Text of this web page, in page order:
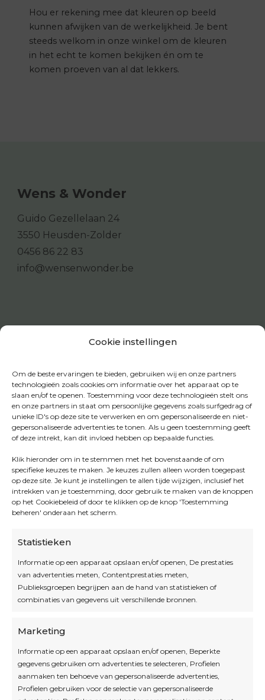
Cookie instellingen
Om de beste ervaringen te bieden, gebruiken wij en onze partners
technologieën zoals cookies om informatie over het apparaat op te
slaan en/of te openen. Toestemming voor deze technologieën stelt ons
en onze partners in staat om persoonlijke gegevens zoals surfgedrag of
unieke ID's op deze site te verwerken en om gepersonaliseerde en niet-
gepersonaliseerde advertenties te tonen. Als u geen toestemming geeft
of deze intrekt, kan dit invloed hebben op bepaalde functies.
Klik hieronder om in te stemmen met het bovenstaande of om
specifieke keuzes te maken. Je keuzes zullen alleen worden toegepast
op deze site. Je kunt je instellingen te allen tijde wijzigen, inclusief het
intrekken van je toestemming, door gebruik te maken van de knoppen
op het Cookiebeleid of door te klikken op de knop 'Toestemming
beheren' onderaan het scherm.
Statistieken
Informatie op een apparaat opslaan en/of openen, De prestaties
van advertenties meten, Contentprestaties meten,
Publieksgroepen begrijpen aan de hand van statistieken of
combinaties van gegevens uit verschillende bronnen.
Marketing
Informatie op een apparaat opslaan en/of openen, Beperkte
gegevens gebruiken om advertenties te selecteren, Profielen
aanmaken ten behoeve van gepersonaliseerde advertenties,
Profielen gebruiken voor de selectie van gepersonaliseerde
Hou er rekening mee dat kleuren op beeld
kunnen afwijken van de werkelijkheid. Je bent
steeds welkom in onze winkel om de kleuren
in het echt te komen bekijken én om te
komen proeven van al dat lekkers.
Wens & Wonder
Guido Gezellelaan 24
3550 Heusden-Zolder
0456 86 22 83
info@wensenwonder.be
Openingsuren
Blijf op de hoogte